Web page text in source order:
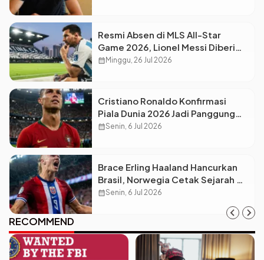
Resmi Absen di MLS All-Star
Game 2026, Lionel Messi Diberi
Dispensasi Khusus Usai Final Piala
calendar_month Minggu, 26 Jul 2026
Cristiano Ronaldo Konfirmasi
Piala Dunia 2026 Jadi Panggung
Terakhirnya, Portugal Siap All-
calendar_monthSenin, 6 Jul 2026
Brace Erling Haaland Hancurkan
Brasil, Norwegia Cetak Sejarah di
Piala Dunia 2026!
calendar_monthSenin, 6 Jul 2026
RECOMMEND